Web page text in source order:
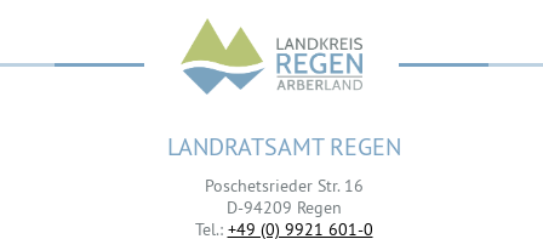
LANDRATSAMT REGEN
Poschetsrieder Str. 16
D-94209 Regen
Tel.: +49 (0) 9921 601-0